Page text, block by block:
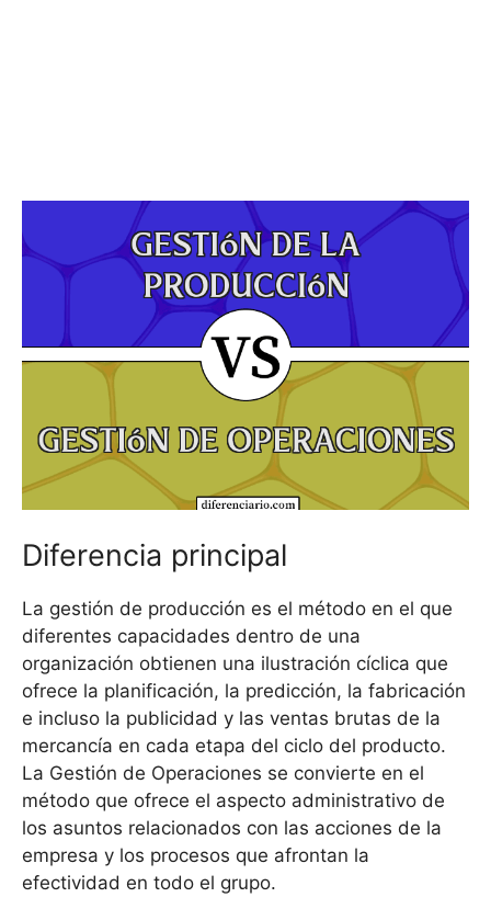
Diferencia principal
La gestión de producción es el método en el que
diferentes capacidades dentro de una
organización obtienen una ilustración cíclica que
ofrece la planificación, la predicción, la fabricación
e incluso la publicidad y las ventas brutas de la
mercancía en cada etapa del ciclo del producto.
La Gestión de Operaciones se convierte en el
método que ofrece el aspecto administrativo de
los asuntos relacionados con las acciones de la
empresa y los procesos que afrontan la
efectividad en todo el grupo.